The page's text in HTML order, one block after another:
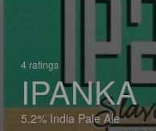
4 ratings
IPANKA
5.2% India Pale Ale